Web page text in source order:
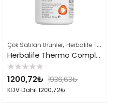
Çok Satılan Ürünler, Herbalife Takviye Edici Gıdalar
Herbalife Thermo Complete
5
üzerinden
0
oy
1200,72₺ 1936,63₺
KDV Dahil 1200,72₺